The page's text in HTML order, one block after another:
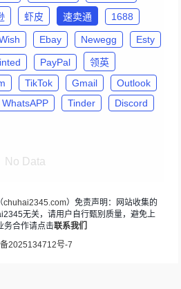
虾皮 速卖通 1688
Ebay Newegg Esty
PayPal
领英
TikTok Gmail
Outlook
WhatsAPP Tinder
Discord
No Data
chuhai2345.com）免责声明：网站收集的
无关，请用户自行甄别质量，避免上
务合作请点击联系我们
2025134712号-7